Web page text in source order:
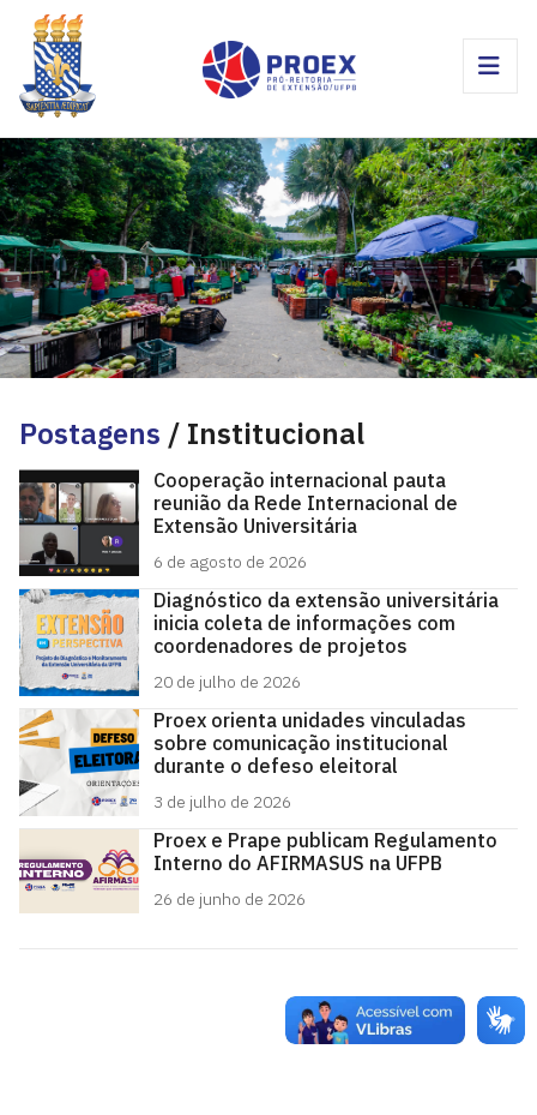
Postagens / Institucional
Cooperação internacional pauta
reunião da Rede Internacional de
Extensão Universitária
6 de agosto de 2026
Diagnóstico da extensão universitária
inicia coleta de informações com
coordenadores de projetos
20 de julho de 2026
Proex orienta unidades vinculadas
sobre comunicação institucional
durante o defeso eleitoral
3 de julho de 2026
Proex e Prape publicam Regulamento
Interno do AFIRMASUS na UFPB
26 de junho de 2026